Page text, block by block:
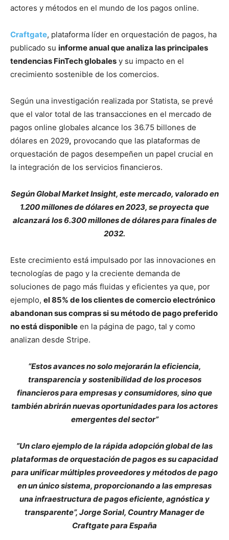
actores y métodos en el mundo de los pagos online.
Craftgate, plataforma líder en orquestación de pagos, ha
publicado su informe anual que analiza las principales
tendencias FinTech globales y su impacto en el
crecimiento sostenible de los comercios.
Según una investigación realizada por Statista, se prevé
que el valor total de las transacciones en el mercado de
pagos online globales alcance los 36.75 billones de
dólares en 2029, provocando que las plataformas de
orquestación de pagos desempeñen un papel crucial en
la integración de los servicios financieros.
Según Global Market Insight, este mercado, valorado en
1.200 millones de dólares en 2023, se proyecta que
alcanzará los 6.300 millones de dólares para finales de
2032.
Este crecimiento está impulsado por las innovaciones en
tecnologías de pago y la creciente demanda de
soluciones de pago más fluidas y eficientes ya que, por
ejemplo, el 85% de los clientes de comercio electrónico
abandonan sus compras si su método de pago preferido
no está disponible en la página de pago, tal y como
analizan desde Stripe.
“Estos avances no solo mejorarán la eficiencia,
transparencia y sostenibilidad de los procesos
financieros para empresas y consumidores, sino que
también abrirán nuevas oportunidades para los actores
emergentes del sector”
”Un claro ejemplo de la rápida adopción global de las
plataformas de orquestación de pagos es su capacidad
para unificar múltiples proveedores y métodos de pago
en un único sistema, proporcionando a las empresas
una infraestructura de pagos eficiente, agnóstica y
transparente”, Jorge Sorial, Country Manager de
Craftgate para España